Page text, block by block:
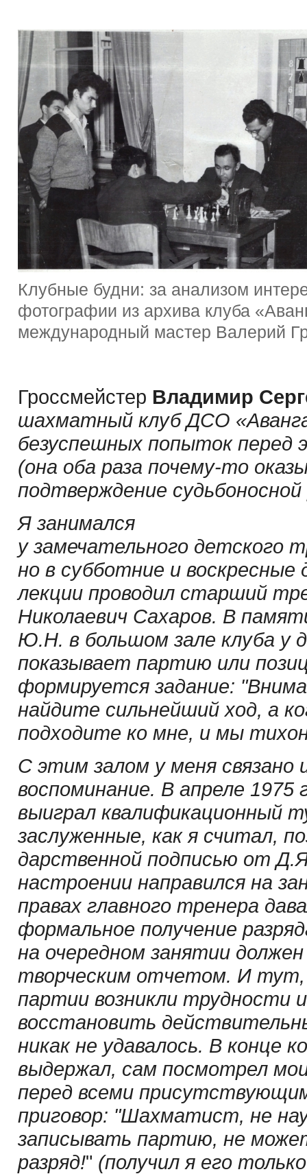
Клубные будни: за анализом
фотографии из архива клуба
международный мастер Валерий
Гроссмейстер Владимир
шахматный клуб ДСО
безуспешных попыток перед
(она оба раза почему-то
подтверждение судьбоносной
Я занимался
у замечательного детского
но в субботние и воскресные
лекции проводил старший
Николаевич Сахаров. В
Ю.Н. в большом зале клуба у
показывает партию или
формируется задание:
найдите сильнейший ход, а
подходите ко мне, и мы
С этим залом у меня связано
воспоминание. В апреле 1975
выиграл квалификационный
заслуженные, как я считал,
дарственной подписью от
настроении направился на
правах главного тренера
формальное получение
на очередном занятии
творческим отчетом. И тут,
партии возникли трудности
восстановить
никак не удавалось. В конце
выдержал, сам посмотрел
перед всеми
приговор: "Шахматист, не
записывать партию, не
разряд!" (получил я его